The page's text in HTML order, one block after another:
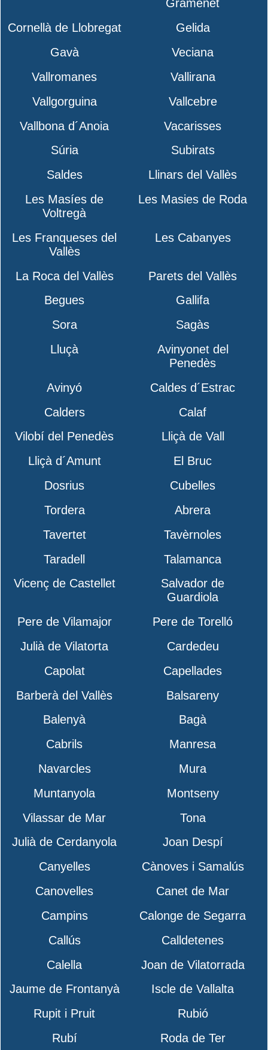
Gramenet
Cornellà de Llobregat
Gelida
Gavà
Veciana
Vallromanes
Vallirana
Vallgorguina
Vallcebre
Vallbona d´Anoia
Vacarisses
Súria
Subirats
Saldes
Llinars del Vallès
Les Masíes de
Voltregà
Les Masies de Roda
Les Franqueses del
Vallès
Les Cabanyes
La Roca del Vallès
Parets del Vallès
Begues
Gallifa
Sora
Sagàs
Lluçà
Avinyonet del
Penedès
Avinyó
Caldes d´Estrac
Calders
Calaf
Vilobí del Penedès
Lliçà de Vall
Lliçà d´Amunt
El Bruc
Dosrius
Cubelles
Tordera
Abrera
Tavertet
Tavèrnoles
Taradell
Talamanca
Vicenç de Castellet
Salvador de
Guardiola
Pere de Vilamajor
Pere de Torelló
Julià de Vilatorta
Cardedeu
Capolat
Capellades
Barberà del Vallès
Balsareny
Balenyà
Bagà
Cabrils
Manresa
Navarcles
Mura
Muntanyola
Montseny
Vilassar de Mar
Tona
Julià de Cerdanyola
Joan Despí
Canyelles
Cànoves i Samalús
Canovelles
Canet de Mar
Campins
Calonge de Segarra
Callús
Calldetenes
Calella
Joan de Vilatorrada
Jaume de Frontanyà
Iscle de Vallalta
Rupit i Pruit
Rubió
Rubí
Roda de Ter